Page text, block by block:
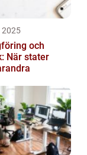
2025
och
När stater